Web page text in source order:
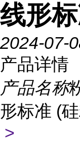
线形
2024-07-
产品详情
产品名称
形标准 (
>